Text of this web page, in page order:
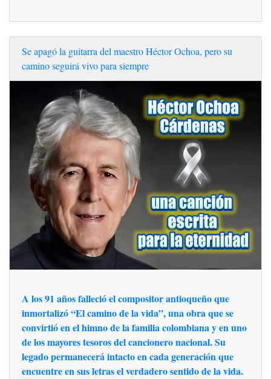
Se apagó la guitarra del maestro Héctor Ochoa, pero su
camino seguirá vivo para siempre
A los 91 años falleció el compositor antioqueño que
inmortalizó “El camino de la vida”, una obra que se
convirtió en el himno de la familia colombiana y en uno
de los mayores tesoros del cancionero nacional. Su
legado permanecerá intacto en cada generación que
encuentre en sus letras el verdadero sentido de la vida.